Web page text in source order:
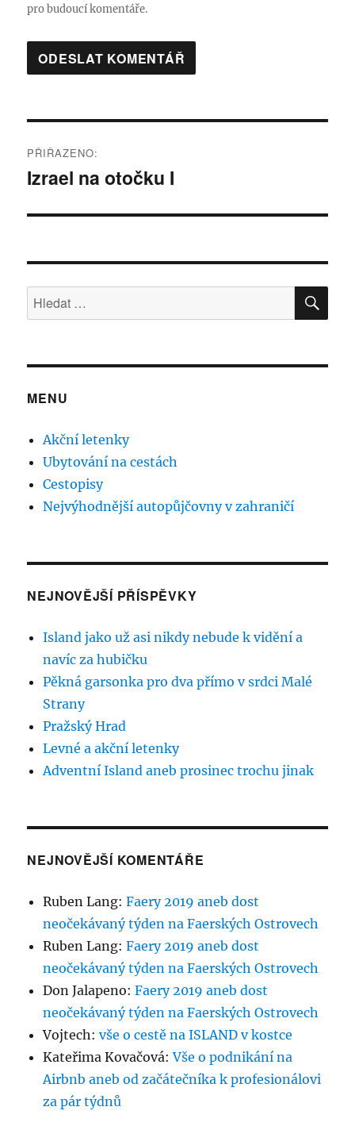
pro budoucí komentáře.
pro
PŘIŘAZENO:
Izrael na otočku I
Hledat:
MENU
Akční letenky
Ubytování na cestách
Cestopisy
Nejvýhodnější autopůjčovny v zahraničí
NEJNOVĚJŠÍ PŘÍSPĚVKY
Island jako už asi nikdy nebude k vidění a
navíc za hubičku
Pěkná garsonka pro dva přímo v srdci Malé
Strany
Pražský Hrad
Levné a akční letenky
Adventní Island aneb prosinec trochu jinak
NEJNOVĚJŠÍ KOMENTÁŘE
Ruben Lang:Faery 2019 aneb dost
neočekávaný týden na Faerských Ostrovech
Ruben Lang:Faery 2019 aneb dost
neočekávaný týden na Faerských Ostrovech
Don Jalapeno:Faery 2019 aneb dost
neočekávaný týden na Faerských Ostrovech
Vojtech:vše o cestě na ISLAND v kostce
Kateřima Kovačová:Vše o podnikání na
Airbnb aneb od začátečníka k profesionálovi
za pár týdnů